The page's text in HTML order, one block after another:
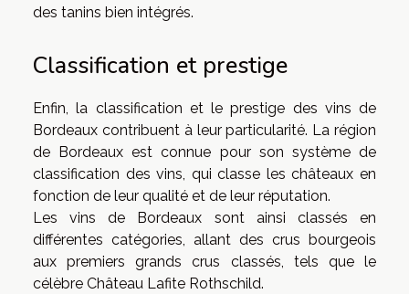
des tanins bien intégrés.
Classification et prestige
Enfin, la classification et le prestige des vins de
Bordeaux contribuent à leur particularité. La région
de Bordeaux est connue pour son système de
classification des vins, qui classe les châteaux en
fonction de leur qualité et de leur réputation.
Les vins de Bordeaux sont ainsi classés en
différentes catégories, allant des crus bourgeois
aux premiers grands crus classés, tels que le
célèbre Château Lafite Rothschild.